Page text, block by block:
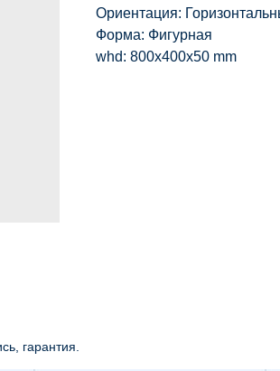
Ориентация:
Форма: Фигурная
whd: 800x400x50 mm
гарантия.